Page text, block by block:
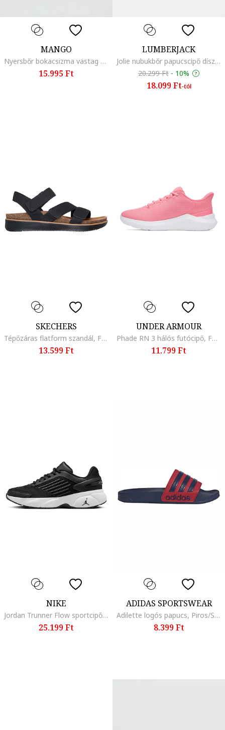
MANGO
Nyersbőr bokacsizma vastag sarokkal, Sötétbarna
15.995 Ft
LUMBERJACK
Jolie nubukbőr papucscipő díszcsatokkal, Fekete
20.299 Ft - 10%
18.099 Ft-tól
SKECHERS
Tépőzáras flatform szandál, Fekete
13.599 Ft
UNDER ARMOUR
Phade RN 3 hálós futócipő, Fehér/Rózsaszín
11.799 Ft
NIKE
Jordan Trunner Flow sportcipő, Fekete
25.199 Ft
ADIDAS SPORTSWEAR
Adilette logós papucs, Piros/Sötétkék
8.399 Ft